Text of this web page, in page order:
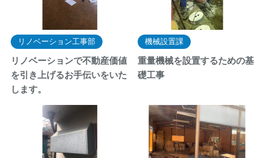
リノベーション工事部
リノベーションで不動産価値
を引き上げるお手伝いをいた
します。
機械設置課
重量機械を設置するための基
礎工事